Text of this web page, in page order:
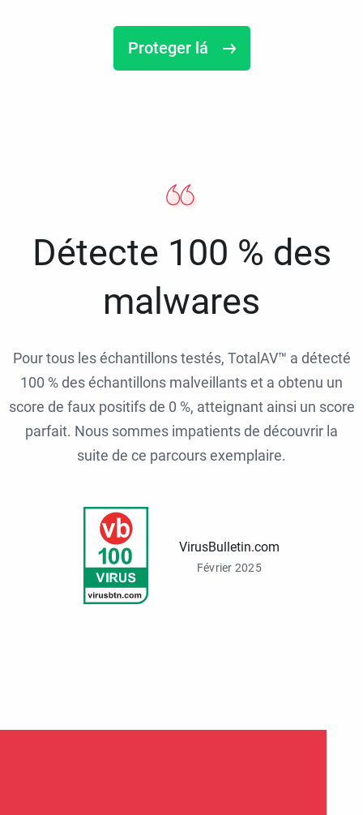
Proteger lá
Détecte 100 % des
malwares
Pour tous les échantillons testés, TotalAV™ a détecté
100 % des échantillons malveillants et a obtenu un
score de faux positifs de 0 %, atteignant ainsi un score
parfait. Nous sommes impatients de découvrir la
suite de ce parcours exemplaire.
VirusBulletin.com
Février 2025